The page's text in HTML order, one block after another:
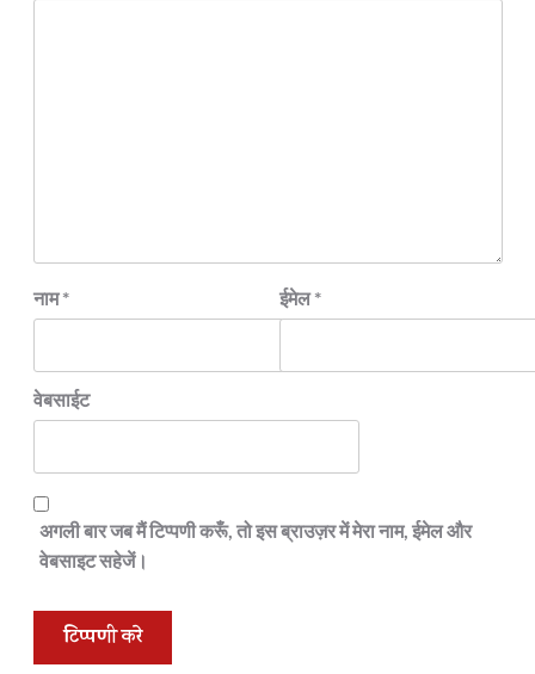
नाम* ईमेल*
वेबसाईट
अगली बार जब मैं टिप्पणी करूँ, तो इस ब्राउज़र में मेरा नाम, ईमेल और
वेबसाइट सहेजें।